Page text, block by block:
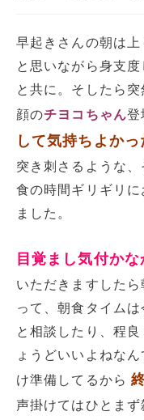
早起きさんの朝は
と思いながら身支
と共に。そしたら
顔のチヨコちゃん登
して気持ちよかっ
突き刺さるような
食の時間ギリギリ
ました。
目覚まし気付かな
いただきますした
って、朝食タイム
と相談したり、程
ょうどいいよねな
け準備してるから
声掛けてはひとま